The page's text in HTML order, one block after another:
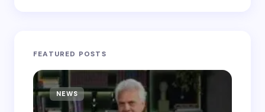
FEATURED POSTS
NEWS